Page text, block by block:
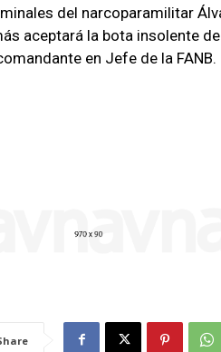
del narcoparamilitar
aceptará la bota insolente
en Jefe de la FANB.